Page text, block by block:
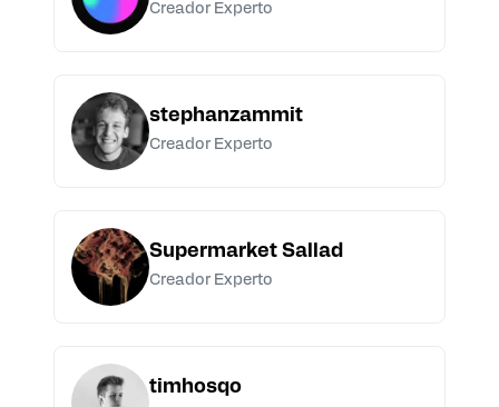
Creador Experto
stephanzammit
Creador Experto
Supermarket Sallad
Creador Experto
timhosqo